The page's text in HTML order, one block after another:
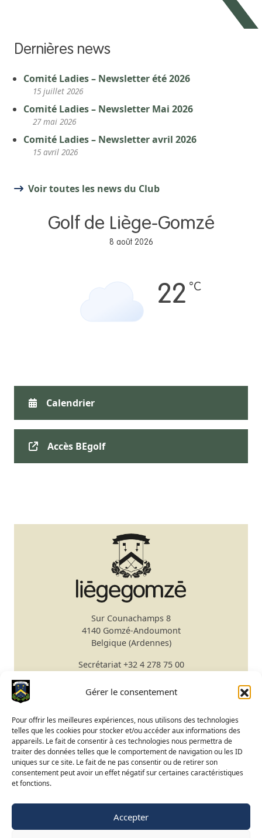
Gérer le consentement
Pour offrir les meilleures expériences, nous utilisons des technologies
telles que les cookies pour stocker et/ou accéder aux informations des
appareils. Le fait de consentir à ces technologies nous permettra de
traiter des données telles que le comportement de navigation ou les ID
uniques sur ce site. Le fait de ne pas consentir ou de retirer son
consentement peut avoir un effet négatif sur certaines caractéristiques
et fonctions.
Accepter
Dernières news
Comité Ladies – Newsletter été 2026
15 juillet 2026
Comité Ladies – Newsletter Mai 2026
27 mai 2026
Comité Ladies – Newsletter avril 2026
15 avril 2026
Voir toutes les news du Club
Golf de Liège-Gomzé
8 août 2026
22 °C
Calendrier
Accès BEgolf
Sur Counachamps 8
4140 Gomzé-Andoumont
Belgique (Ardennes)
Secrétariat+32 4 278 75 00
Bar/Restaurant+32 4 278 75 03
Réserver un green fee
Apprendre le golf
Calendrier du Club
Ouverture du terrain
FR NL EN